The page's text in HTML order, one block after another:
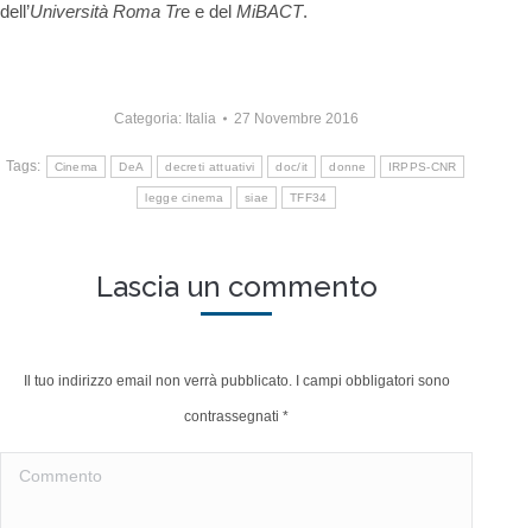
dell’Università Roma Tre e del MiBACT.
Categoria: Italia 27 Novembre 2016
Tags: Cinema DeA decreti attuativi doc/it donne IRPPS-CNR
legge cinema siae TFF34
Lascia un commento
Il tuo indirizzo email non verrà pubblicato. I campi obbligatori sono
contrassegnati *
Commento